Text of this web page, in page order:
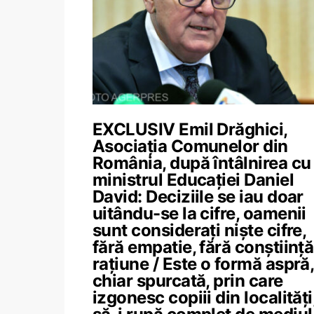
EXCLUSIV Emil Drăghici,
Asociația Comunelor din
România, după întâlnirea cu
ministrul Educației Daniel
David: Deciziile se iau doar
uitându-se la cifre, oamenii
sunt considerați niște cifre,
fără empatie, fără
rațiune / Este o formă aspră,
chiar spurcată, prin care
izgonesc copiii din